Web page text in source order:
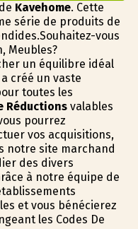
Kavehome. Cette
série de produits de
vous
Meubles?
un équilibre idéal
créé un vaste
toutes les
Réductionsvalables
pourrez
vos acquisitions,
notre site marchand
des divers
à notre équipe de
et vous bénéficierez
les Codes De